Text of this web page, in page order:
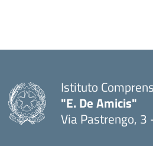
Istituto
"E. De Amicis"
Via Pastrengo,